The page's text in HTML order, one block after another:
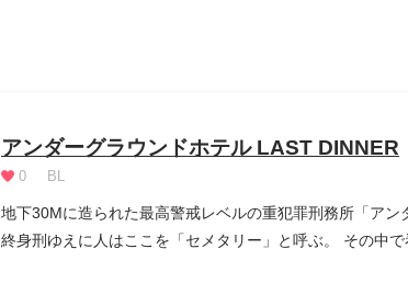
アンダーグラウンドホテル LAST DINNER
0 BL
地下30Mに造られた最高警戒レベルの重犯罪刑務所「ア
終身刑ゆえに人はここを「セメタリー」と呼ぶ。 その中